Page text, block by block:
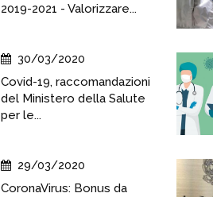
2019-2021 - Valorizzare...
30/03/2020
Covid-19, raccomandazioni
del Ministero della Salute
per le...
29/03/2020
CoronaVirus: Bonus da